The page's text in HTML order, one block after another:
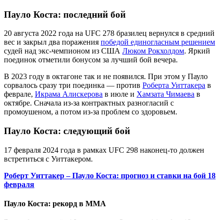
Пауло Коста: последний бой
20 августа 2022 года на UFC 278 бразилец вернулся в средний
вес и закрыл два поражения победой единогласным решением
судей над экс-чемпионом из США Люком Рокхолдом. Яркий
поединок отметили бонусом за лучший бой вечера.
В 2023 году в октагоне так и не появился. При этом у Пауло
сорвалось сразу три поединка — против Роберта Уиттакера в
феврале, Икрама Алискерова в июле и Хамзата Чимаева в
октябре. Сначала из-за контрактных разногласий с
промоушеном, а потом из-за проблем со здоровьем.
Пауло Коста: следующий бой
17 февраля 2024 года в рамках UFC 298 наконец-то должен
встретиться с Уиттакером.
Роберт Уиттакер – Пауло Коста: прогноз и ставки на бой 18
февраля
Пауло Коста: рекорд в ММА